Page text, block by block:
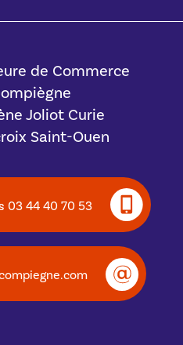
de Commerce
Joliot Curie
Saint-Ouen
03 44 40 70 53